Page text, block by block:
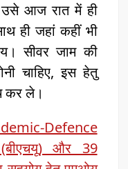
आज रात में ही
ही जहां कहीं भी
सीवर जाम की
चाहिए, इस हेतु
कर ले।
Defence
और 39